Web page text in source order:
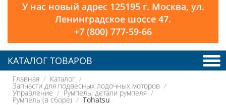
У нас новый адрес 125195 г. Москва, ул.
Ленинградское шоссе 47.
+7 (800) 777-59-66
КАТАЛОГ ТОВАРОВ
Главная Каталог
Запчасти для подвесных лодочных моторов
Управление Румпель, детали румпеля
Румпель (в сборе) Tohatsu